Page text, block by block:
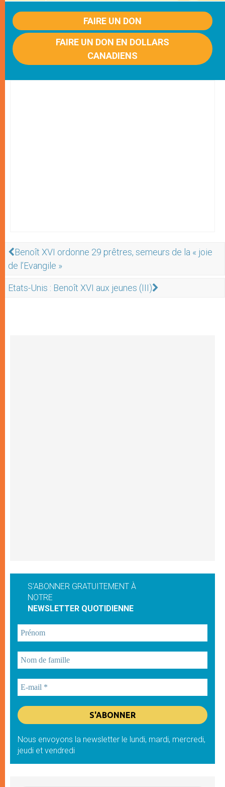
FAIRE UN DON
FAIRE UN DON EN DOLLARS
CANADIENS
Benoît XVI ordonne 29 prêtres, semeurs de la « joie
de l’Evangile »
Etats-Unis : Benoît XVI aux jeunes (III)
S'ABONNER GRATUITEMENT À
NOTRE
NEWSLETTER QUOTIDIENNE
Nous envoyons la newsletter le lundi, mardi, mercredi,
jeudi et vendredi